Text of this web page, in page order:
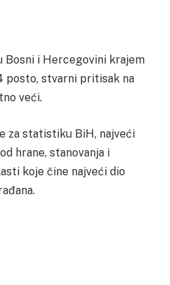
Bosni i Hercegovini krajem
posto, stvarni pritisak na
veći.
za statistiku BiH, najveći
hrane, stanovanja i
koje čine najveći dio